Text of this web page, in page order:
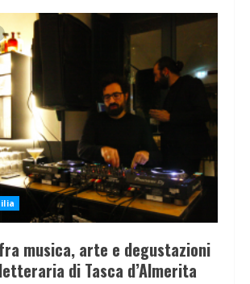
musica, arte e degustazioni
di Tasca d’Almerita